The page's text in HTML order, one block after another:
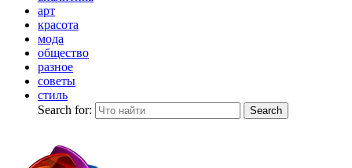
арт
красота
мода
общество
разное
советы
стиль
Search for:
Search